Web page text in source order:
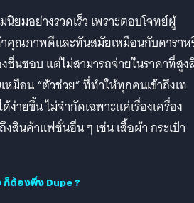
ยมอย่างรวดเร็ว เพราะตอบโจทย์ผู้
คุณภาพดีและทันสมัยเหมือนกับดาราห
ชื่นชอบ แต่ไม่สามารถจ่ายในราคาที่สูง
หมือน “ตัวช่วย” ที่ทำให้ทุกคนเข้าถึงเท
ง่ายขึ้น ไม่จำกัดเฉพาะแค่เรื่องเครื่อง
สินค้าแฟชั่นอื่น ๆ เช่น เสื้อผ้า กระเป๋า
ก็ต้องพึ่ง Dupe ?